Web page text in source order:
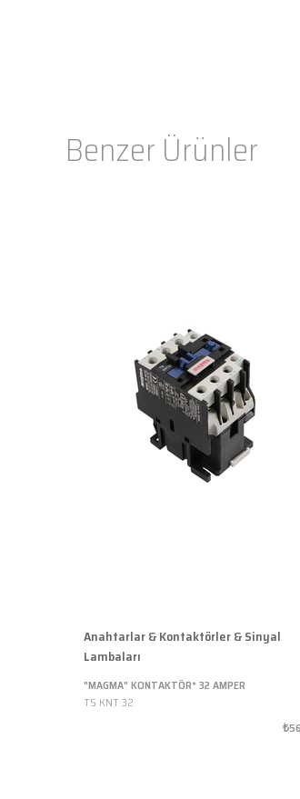
Benzer Ürünler
Anahtarlar & Kontaktörler & Sinyal
Lambaları
"MAGMA" KONTAKTÖR* 32 AMPER
TS KNT 32